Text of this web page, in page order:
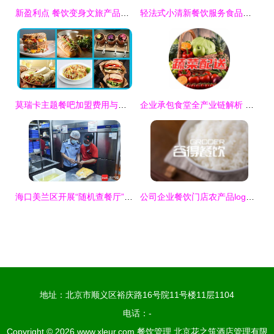
地址：北京市顺义区裕庆路16号院11号楼11层1104
电话：-
Copyright © 2026 www.xleur.com 餐饮管理 北京花之筑酒店管理有限